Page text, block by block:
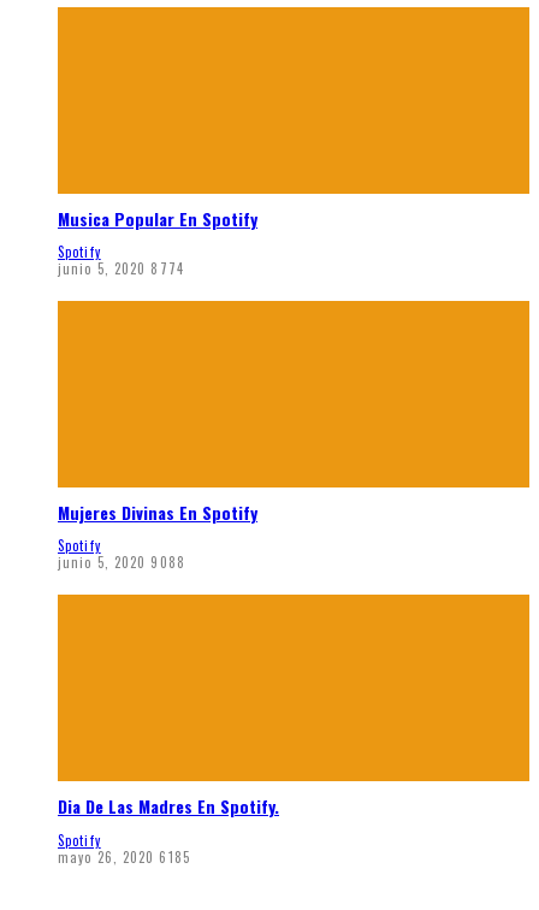
Musica Popular En Spotify
Spotify
junio 5, 2020 8774
Mujeres Divinas En Spotify
Spotify
junio 5, 2020 9088
Dia De Las Madres En Spotify.
Spotify
mayo 26, 2020 6185